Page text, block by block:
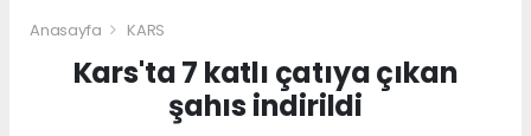
Anasayfa KARS
Kars'ta 7 katlı çatıya çıkan
şahıs indirildi